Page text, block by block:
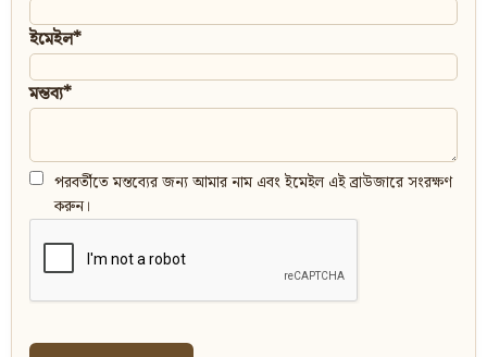
ইমেইল*
মন্তব্য*
পরবর্তীতে মন্তব্যের জন্য আমার নাম এবং ইমেইল এই ব্রাউজারে সংরক্ষণ
করুন।